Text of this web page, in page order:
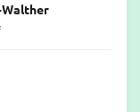
Walther